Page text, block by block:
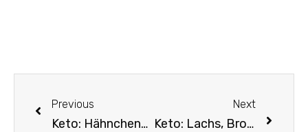
Previous
Keto: Hähnchenschenkel, Brokoli mit Käse überbacken
Next
Keto: Lachs, Brokoli, Zitronensoße